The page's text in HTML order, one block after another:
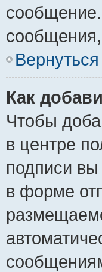
сообщения,
Как
Чтобы
в центре
подписи
в форме